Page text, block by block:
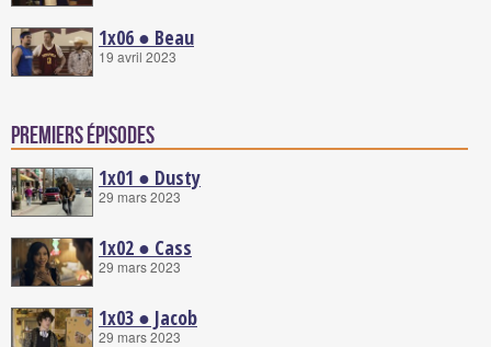
1x06 ● Beau
19 avril 2023
Premiers épisodes
1x01 ● Dusty
29 mars 2023
1x02 ● Cass
29 mars 2023
1x03 ● Jacob
29 mars 2023